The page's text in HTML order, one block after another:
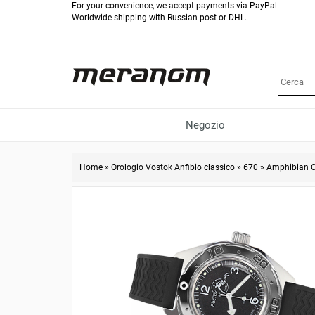
For your convenience, we accept payments via PayPal.
Worldwide shipping with Russian post or DHL.
Negozio
Home » Orologio Vostok Anfibio classico » 670 » Amphibian